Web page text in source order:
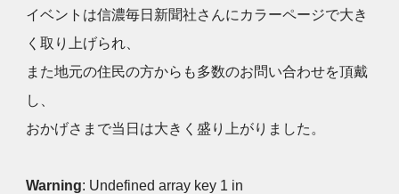
イベントは信濃毎日新聞社さんにカラーページで大き
く取り上げられ、
また地元の住民の方からも多数のお問い合わせを頂戴
し、
おかげさまで当日は大きく盛り上がりました。
Warning: Undefined array key 1 in